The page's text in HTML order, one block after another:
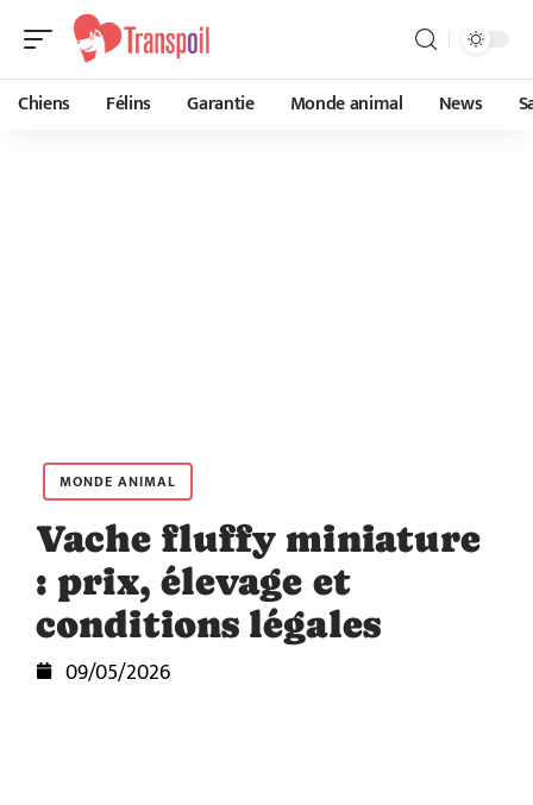
Chiens Félins Garantie Monde animal News
MONDE ANIMAL
Vache fluffy miniature
: prix, élevage et
conditions légales
09/05/2026